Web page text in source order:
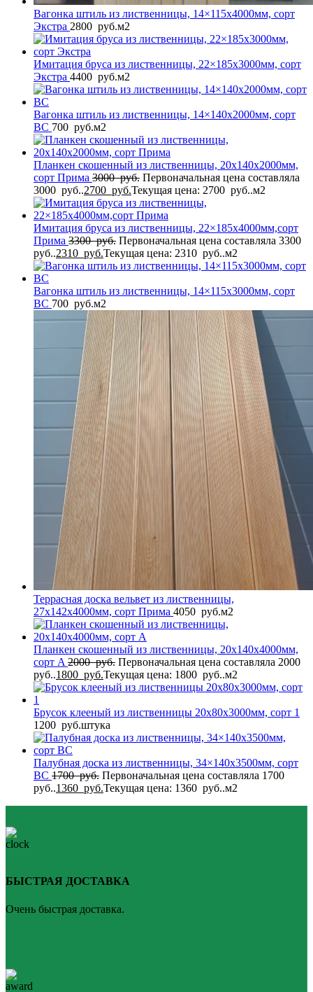
Вагонка штиль из лиственницы, 14×115x4000мм, сорт
Экстра 2800 руб.м2
Имитация бруса из лиственницы, 22×185x3000мм, сорт
Экстра 4400 руб.м2
Вагонка штиль из лиственницы, 14×140x2000мм, сорт
BС 700 руб.м2
Планкен скошенный из лиственницы, 20x140x2000мм,
сорт Прима 3000руб. Первоначальная цена составляла
3000 руб..2700 руб.Текущая цена: 2700 руб..м2
Имитация бруса из лиственницы, 22×185x4000мм,сорт
Прима 3300руб. Первоначальная цена составляла 3300
руб..2310 руб.Текущая цена: 2310 руб..м2
Вагонка штиль из лиственницы, 14×115x3000мм, сорт
BС 700 руб.м2
Террасная доска вельвет из лиственницы,
27x142x4000мм, сорт Прима 4050 руб.м2
Планкен скошенный из лиственницы, 20x140x4000мм,
сорт A 2000руб. Первоначальная цена составляла 2000
руб..1800 руб.Текущая цена: 1800 руб..м2
Брусок клееный из лиственницы 20x80x3000мм, сорт 1
1200 руб.штука
Палубная доска из лиственницы, 34×140x3500мм, сорт
BC 1700руб. Первоначальная цена составляла 1700
руб..1360 руб.Текущая цена: 1360 руб..м2
БЫСТРАЯ ДОСТАВКА
Очень быстрая доставка.